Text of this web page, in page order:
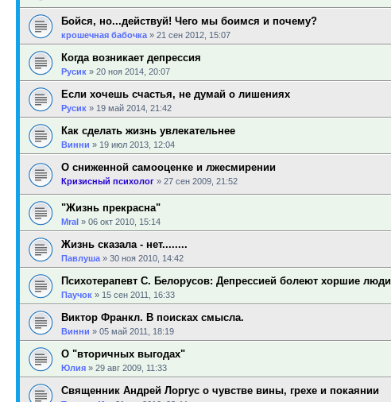
Бойся, но...действуй! Чего мы боимся и почему?
крошечная бабочка » 21 сен 2012, 15:07
Когда возникает депрессия
Русик » 20 ноя 2014, 20:07
Если хочешь счастья, не думай о лишениях
Русик » 19 май 2014, 21:42
Как сделать жизнь увлекательнее
Винни » 19 июл 2013, 12:04
О сниженной самооценке и лжесмирении
Кризисный психолог » 27 сен 2009, 21:52
"Жизнь прекрасна"
Mral » 06 окт 2010, 15:14
Жизнь сказала - нет........
Павлуша » 30 ноя 2010, 14:42
Психотерапевт С. Белорусов: Депрессией болеют хоршие люди
Паучок » 15 сен 2011, 16:33
Виктор Франкл. В поисках смысла.
Винни » 05 май 2011, 18:19
О "вторичных выгодах"
Юлия » 29 авг 2009, 11:33
Священник Андрей Лоргус о чувстве вины, грехе и покаянии